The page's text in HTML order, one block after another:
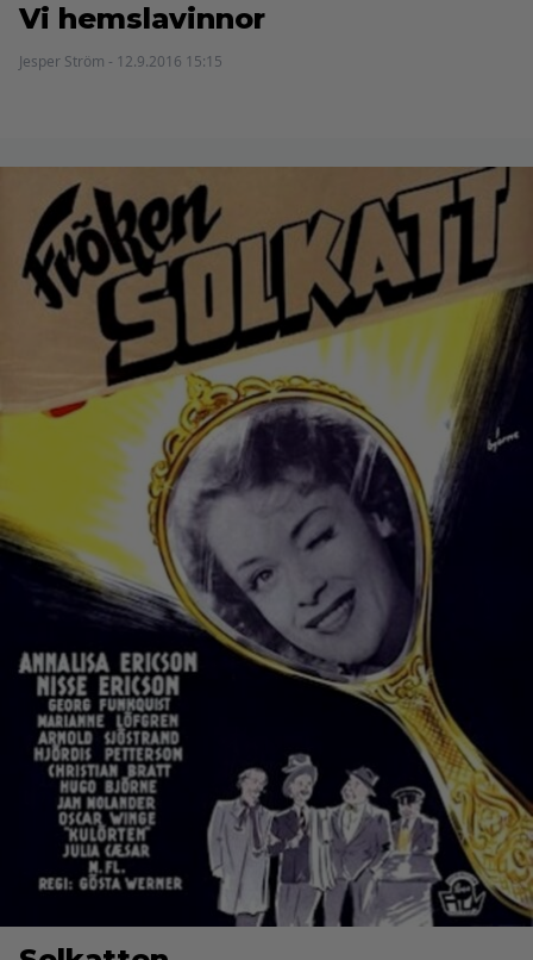
Vi hemslavinnor
Jesper Ström - 12.9.2016 15:15